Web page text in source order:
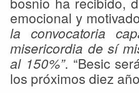
emocional y
la convocatoria
misericordia de sí
al 150%”. “Besic
los próximos diez